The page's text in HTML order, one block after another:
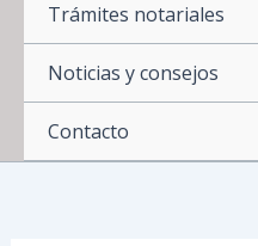
Trámites notariales
Noticias y consejos
Contacto